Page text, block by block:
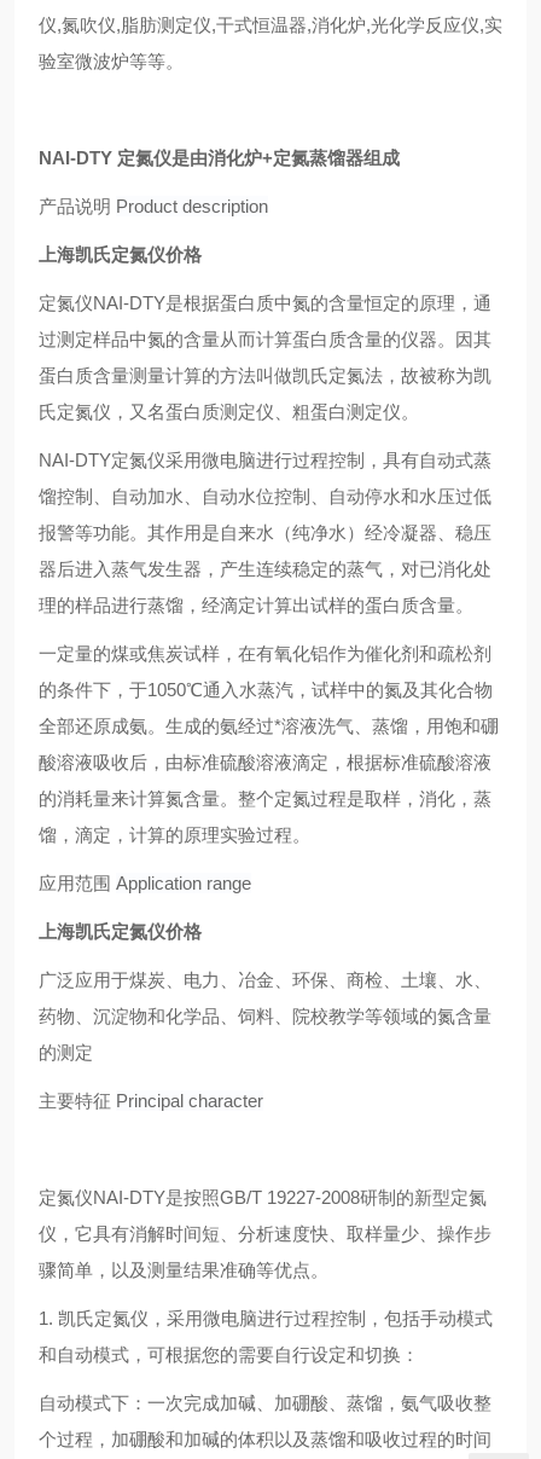
仪,氮吹仪,脂肪测定仪,干式恒温器,消化炉,光化学反应仪,实
验室微波炉等等。
NAI-DTY 定氮仪是由消化炉+定氮蒸馏器组成
产品说明 Product description
上海凯氏定氮仪价格
定氮仪NAI-DTY是根据蛋白质中氮的含量恒定的原理，通
过测定样品中氮的含量从而计算蛋白质含量的仪器。因其
蛋白质含量测量计算的方法叫做凯氏定氮法，故被称为凯
氏定氮仪，又名蛋白质测定仪、粗蛋白测定仪。
NAI-DTY定氮仪采用微电脑进行过程控制，具有自动式蒸
馏控制、自动加水、自动水位控制、自动停水和水压过低
报警等功能。其作用是自来水（纯净水）经冷凝器、稳压
器后进入蒸气发生器，产生连续稳定的蒸气，对已消化处
理的样品进行蒸馏，经滴定计算出试样的蛋白质含量。
一定量的煤或焦炭试样，在有氧化铝作为催化剂和疏松剂
的条件下，于1050℃通入水蒸汽，试样中的氮及其化合物
全部还原成氨。生成的氨经过*溶液洗气、蒸馏，用饱和硼
酸溶液吸收后，由标准硫酸溶液滴定，根据标准硫酸溶液
的消耗量来计算氮含量。整个定氮过程是取样，消化，蒸
馏，滴定，计算的原理实验过程。
应用范围 Application range
上海凯氏定氮仪价格
广泛应用于煤炭、电力、冶金、环保、商检、土壤、水、
药物、沉淀物和化学品、饲料、院校教学等领域的氮含量
的测定
主要特征 Principal character
定氮仪NAI-DTY是按照GB/T 19227-2008研制的新型定氮
仪，它具有消解时间短、分析速度快、取样量少、操作步
骤简单，以及测量结果准确等优点。
1. 凯氏定氮仪，采用微电脑进行过程控制，包括手动模式
和自动模式，可根据您的需要自行设定和切换：
自动模式下：一次完成加碱、加硼酸、蒸馏，氨气吸收整
个过程，加硼酸和加碱的体积以及蒸馏和吸收过程的时间